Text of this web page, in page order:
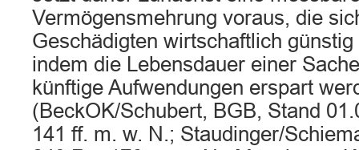
Vermögensmehrung voraus, die
Geschädigten wirtschaftlich
indem die Lebensdauer einer
künftige Aufwendungen erspart
(BeckOK/Schubert, BGB, Stand
141 ff. m. w. N.; Staudinger/